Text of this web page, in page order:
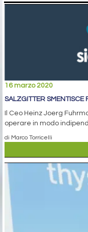
16 marzo 2020
SALZGITTER SMENTISCE
Il Ceo Heinz Joerg
operare in modo
di Marco Torricelli